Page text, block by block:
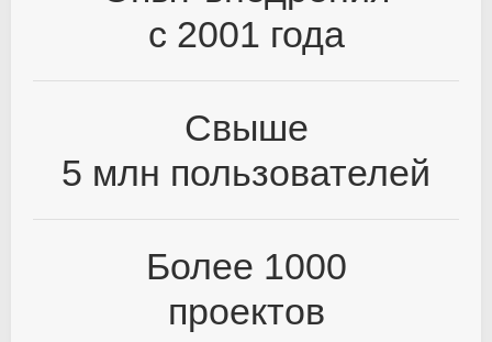
с 2001 года
Свыше
5 млн пользователей
Более 1000
проектов